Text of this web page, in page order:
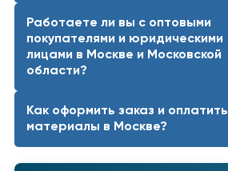
Работаете ли вы с оптовыми
покупателями и юридическими
лицами в Москве и Московской
области?
Как оформить заказ и оплатить
материалы в Москве?